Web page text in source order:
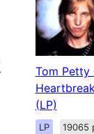
Tom Petty
(LP)
LP 19065